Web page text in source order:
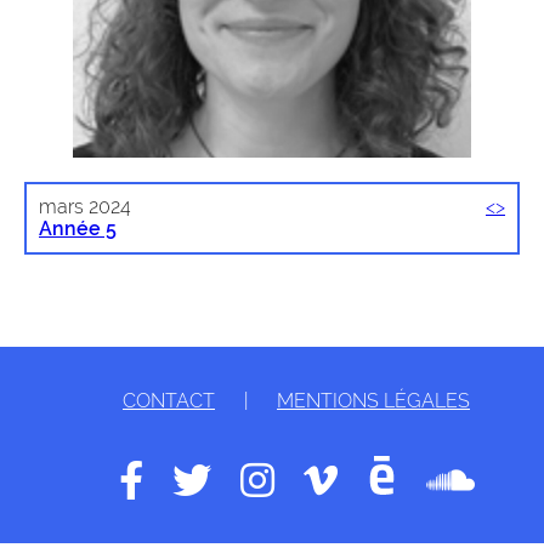
mars 2024
Année 5
<>
CONTACT MENTIONS LÉGALES